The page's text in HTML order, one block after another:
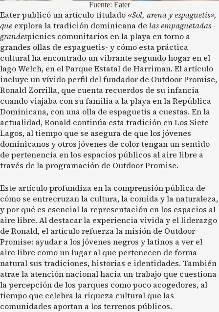
Fuente: Eater
Eater publicó un artículo titulado «Sol, arena y espaguetis»,
que explora la tradición dominicana de las empaguetadas -
grandespicnics comunitarios en la playa en torno a
grandes ollas de espaguetis- y cómo esta práctica
cultural ha encontrado un vibrante segundo hogar en el
lago Welch, en el Parque Estatal de Harriman. El artículo
incluye un vívido perfil del fundador de Outdoor Promise,
Ronald Zorrilla, que cuenta recuerdos de su infancia
cuando viajaba con su familia a la playa en la República
Dominicana, con una olla de espaguetis a cuestas. En la
actualidad, Ronald continúa esta tradición en Los Siete
Lagos, al tiempo que se asegura de que los jóvenes
dominicanos y otros jóvenes de color tengan un sentido
de pertenencia en los espacios públicos al aire libre a
través de la programación de Outdoor Promise.
Este artículo profundiza en la comprensión pública de
cómo se entrecruzan la cultura, la comida y la naturaleza,
y por qué es esencial la representación en los espacios al
aire libre. Al destacar la experiencia vivida y el liderazgo
de Ronald, el artículo refuerza la misión de Outdoor
Promise: ayudar a los jóvenes negros y latinos a ver el
aire libre como un lugar al que pertenecen de forma
natural sus tradiciones, historias e identidades. También
atrae la atención nacional hacia un trabajo que cuestiona
la percepción de los parques como poco acogedores, al
tiempo que celebra la riqueza cultural que las
comunidades aportan a los terrenos públicos.